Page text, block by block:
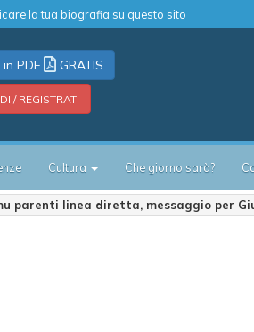
la tua biografia su questo sito
PDF GRATIS
/ REGISTRATI
Cultura Che giorno sarà?
parenti linea diretta, messaggio per